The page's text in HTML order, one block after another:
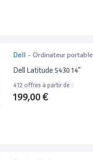
Dell - Ordinateur portable
Dell Latitude 5430 14”
412 offres à partir de :
199,00 €